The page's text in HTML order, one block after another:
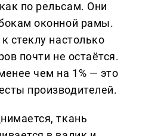
по рельсам. Они
оконной рамы.
стеклу настолько
почти не остаётся.
чем на 1% — это
производителей.
ткань